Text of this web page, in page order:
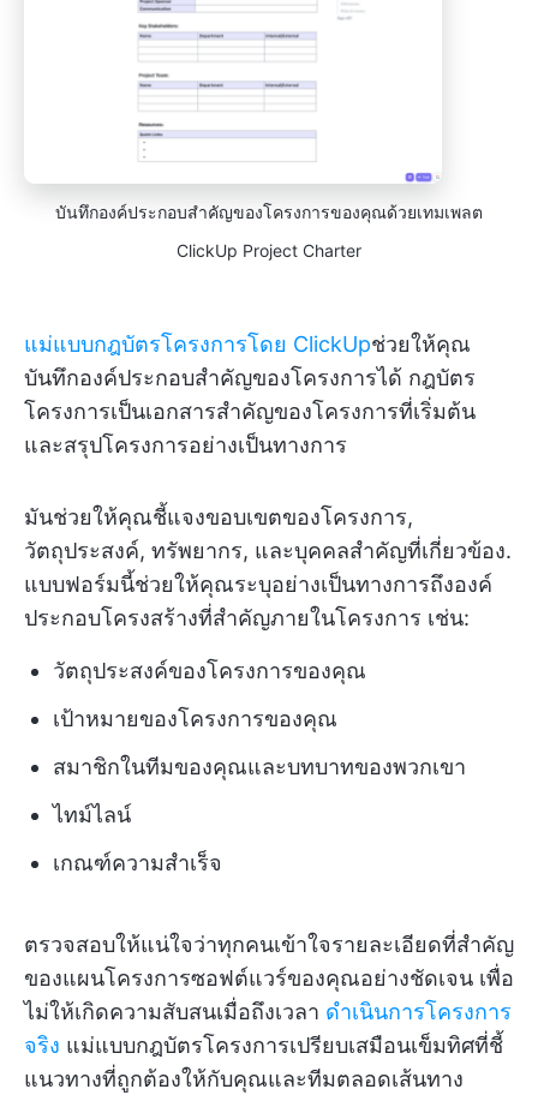
บันทึกองค์ประกอบสำคัญของโครงการของคุณด้วยเทมเพลต
ClickUp Project Charter
แม่แบบกฎบัตรโครงการโดย ClickUpช่วยให้คุณ
บันทึกองค์ประกอบสำคัญของโครงการได้ กฎบัตร
โครงการเป็นเอกสารสำคัญของโครงการที่เริ่มต้น
และสรุปโครงการอย่างเป็นทางการ
มันช่วยให้คุณชี้แจงขอบเขตของโครงการ,
วัตถุประสงค์, ทรัพยากร, และบุคคลสำคัญที่เกี่ยวข้อง.
แบบฟอร์มนี้ช่วยให้คุณระบุอย่างเป็นทางการถึงองค์
ประกอบโครงสร้างที่สำคัญภายในโครงการ เช่น:
วัตถุประสงค์ของโครงการของคุณ
เป้าหมายของโครงการของคุณ
สมาชิกในทีมของคุณและบทบาทของพวกเขา
ไทม์ไลน์
เกณฑ์ความสำเร็จ
ตรวจสอบให้แน่ใจว่าทุกคนเข้าใจรายละเอียดที่สำคัญ
ของแผนโครงการซอฟต์แวร์ของคุณอย่างชัดเจน เพื่อ
ไม่ให้เกิดความสับสนเมื่อถึงเวลา ดำเนินการโครงการ
จริง แม่แบบกฎบัตรโครงการเปรียบเสมือนเข็มทิศที่ชี้
แนวทางที่ถูกต้องให้กับคุณและทีมตลอดเส้นทาง